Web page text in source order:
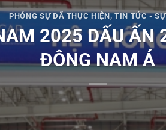
PHÓNG SỰ ĐÃ THỰC HIỆN,TIN TỨC -
2025 DẤU
ĐÔNG NAM Á